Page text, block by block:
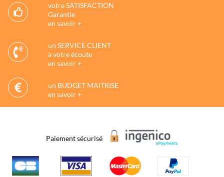
votre SATISFACTION
Garantie
en savoir +
un SERVICE CLIENT
à votre écoute
en savoir +
un BUDGET MAITRISE
en savoir +
Paiement sécurisé